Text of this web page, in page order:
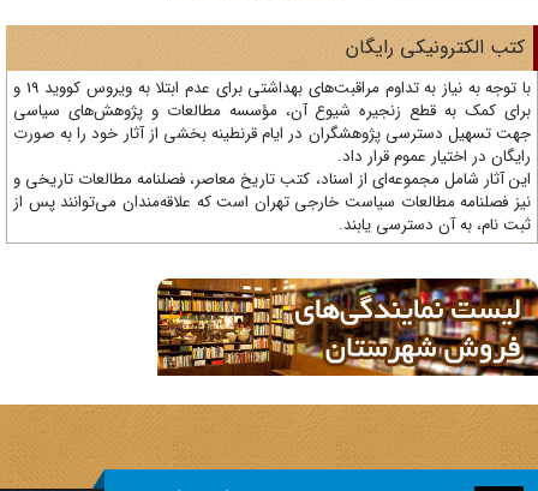
الکترونیکی رایگان
با توجه به نیاز به تداوم مراقبت‌های بهداشتی برای عدم ابتلا به ویروس کووید 19 و
کمک به قطع زنجیره شیوع آن، مؤسسه مطالعات و پژوهش‌های سیاسی
تسهیل دسترسی پژوهشگران در ایام قرنطینه بخشی از آثار خود را به صورت
در اختیار عموم قرار داد.
آثار شامل مجموعه‌ای از اسناد، کتب تاریخ معاصر، فصلنامه‌ مطالعات تاریخی و
فصلنامه مطالعات سیاست خارجی تهران است که علاقه‌مندان می‌توانند پس از
نام، به آن دسترسی یابند.